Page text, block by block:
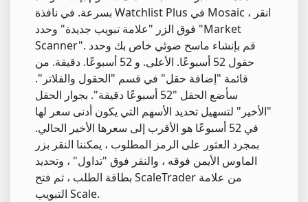
بسرعة. في نافذة Watchlist Plus في Mosaic ، انقر
فوق الزر "علامة تبويب جديدة" وحدد "Market
Scanner". قم بإنشاء ماسح ضوئي خاص بك وحدد
حقول 52 أسبوعًا. الأعلى. و 52 أسبوعًا. دقيقة. من
قائمة "إضافة حقل" في قسم "الحقول والفلاتر".
سأضع الحقل "52 أسبوعًا دقيقة". بجوار الحقل
"الأخير" لتسهيل تحديد الأسهم التي يكون أدنى سعر لها
في 52 أسبوعًا هو الأقرب إلى سعرها الأخير الحالي.
بمجرد العثور على الرمز المطلوب ، يمكننا النقر بزر
الماوس الأيمن فوقه ، والنقر فوق "تداول" ، وتحديد
بطاقة الطلب ، ثم فتح ScaleTrader من علامة
التبويب Scale.